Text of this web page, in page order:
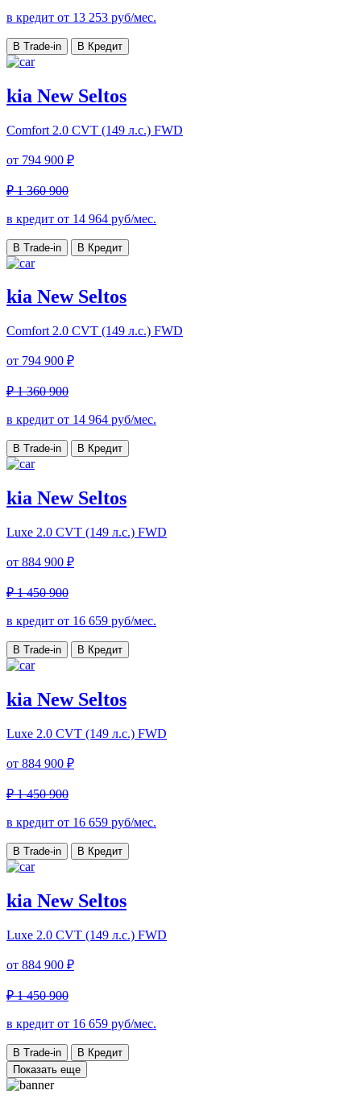
в кредит от 13 253 руб/мес.
В Trade-in В Кредит
kia New Seltos
Comfort 2.0 CVT (149 л.с.) FWD
от 794 900 ₽
₽ 1 360 900
в кредит от 14 964 руб/мес.
В Trade-in В Кредит
kia New Seltos
Comfort 2.0 CVT (149 л.с.) FWD
от 794 900 ₽
₽ 1 360 900
в кредит от 14 964 руб/мес.
В Trade-in В Кредит
kia New Seltos
Luxe 2.0 CVT (149 л.с.) FWD
от 884 900 ₽
₽ 1 450 900
в кредит от 16 659 руб/мес.
В Trade-in В Кредит
kia New Seltos
Luxe 2.0 CVT (149 л.с.) FWD
от 884 900 ₽
₽ 1 450 900
в кредит от 16 659 руб/мес.
В Trade-in В Кредит
kia New Seltos
Luxe 2.0 CVT (149 л.с.) FWD
от 884 900 ₽
₽ 1 450 900
в кредит от 16 659 руб/мес.
В Trade-in
В Кредит
Показать еще